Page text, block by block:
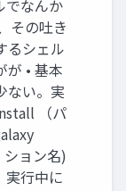
でなんか
その吐き
るシェル
が • 基本
ない。実
（パ
ョン名)
実行中に